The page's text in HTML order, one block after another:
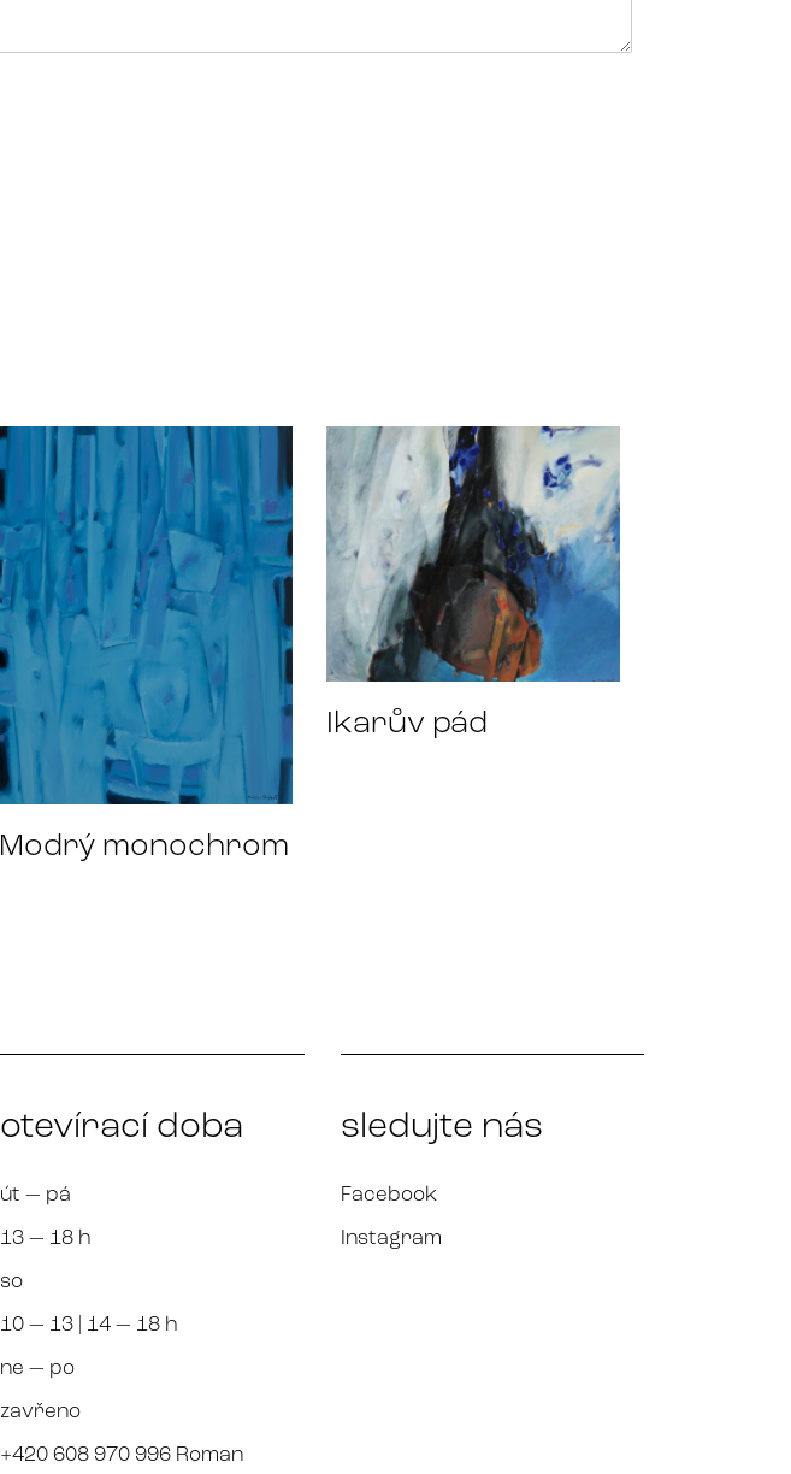
Modrý monochrom
Ikarův pád
otevírací doba
út — pá
13 — 18 h
so
10 — 13 | 14 — 18 h
ne — po
zavřeno
+420 608 970 996 Roman
sledujte nás
Facebook
Instagram